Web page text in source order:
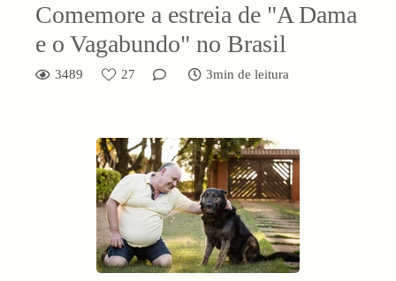
Comemore a estreia de "A Dama
e o Vagabundo" no Brasil
3489 27 3min de leitura